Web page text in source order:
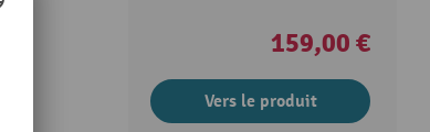
159,00 €
Vers le produit